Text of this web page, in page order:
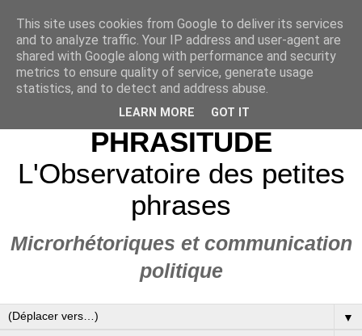
PHRASITUDE
L'Observatoire des petites
phrases
Microrhétoriques et communication
politique
▼
This site uses cookies from Google to deliver its services
and to analyze traffic. Your IP address and user-agent are
shared with Google along with performance and security
metrics to ensure quality of service, generate usage
statistics, and to detect and address abuse.
LEARN MORE GOT IT